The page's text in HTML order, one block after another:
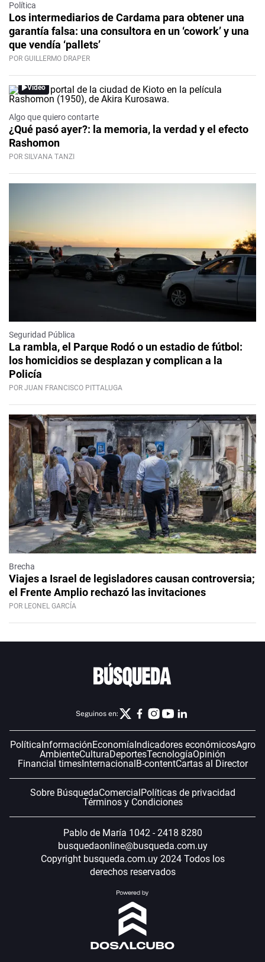
Política
Los intermediarios de Cardama para obtener una
garantía falsa: una consultora en un ‘cowork’ y una
que vendía ‘pallets’
POR GUILLERMO DRAPER
Video
Algo que quiero contarte
¿Qué pasó ayer?: la memoria, la verdad y el efecto
Rashomon
POR SILVANA TANZI
Seguridad Pública
La rambla, el Parque Rodó o un estadio de fútbol:
los homicidios se desplazan y complican a la
Policía
POR JUAN FRANCISCO PITTALUGA
Brecha
Viajes a Israel de legisladores causan controversia;
el Frente Amplio rechazó las invitaciones
POR LEONEL GARCÍA
Seguinos en:
PolíticaInformaciónEconomíaIndicadores económicosAgro
AmbienteCulturaDeportesTecnologíaOpinión
Financial timesInternacionalB-contentCartas al Director
Sobre BúsquedaComercialPolíticas de privacidad
Términos y Condiciones
Pablo de María 1042 - 2418 8280
busquedaonline@busqueda.com.uy
Copyright busqueda.com.uy 2024 Todos los
derechos reservados